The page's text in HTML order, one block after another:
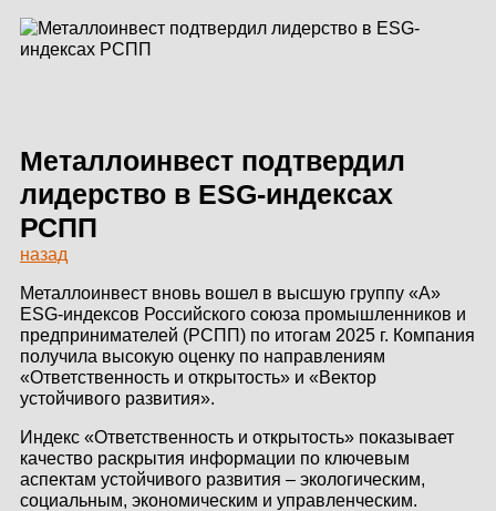
КАЛЬКУЛЯТОР
МЕТАЛЛОКОНСТРУКЦИЙ
ЗДАНИЙ
ПРОЕКТИРОВАНИЕ
СКЛАДЫ
ПРОЕКТЫ
Металлоинвест подтвердил
лидерство в ESG-индексах
РСПП
назад
Металлоинвест вновь вошел в высшую группу «А»
ESG-индексов Российского союза промышленников и
предпринимателей (РСПП) по итогам 2025 г. Компания
получила высокую оценку по направлениям
«Ответственность и открытость» и «Вектор
устойчивого развития».
Индекс «Ответственность и открытость» показывает
качество раскрытия информации по ключевым
аспектам устойчивого развития – экологическим,
социальным, экономическим и управленческим.